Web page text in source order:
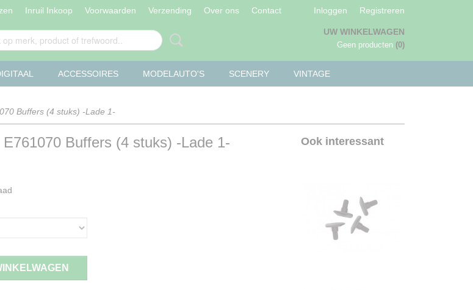
Inruil Inkoop Voorwaarden Verzending Over ons Contact Inloggen Registreren
UW WINKELWAGEN
Geen producten (0)
ACCESSOIRES MODELAUTO'S SCENERY VINTAGE
Buffers (4 stuks) -Lade 1-
E761070 Buffers (4 stuks) -Lade 1- Ook interessant